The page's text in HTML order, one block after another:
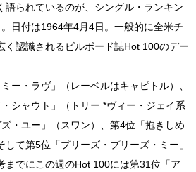
語られているのが、シングル・ランキン
日付は1964年4月4日。一般的に全米チ
く認識されるビルボード誌Hot 100のデー
ー・ラヴ」（レーベルはキャピトル）、
シャウト」（トリー *ヴィー・ジェイ系
・ユー」（スワン）、第4位「抱きしめ
て第5位「プリーズ・プリーズ・ミー」
までにこの週のHot 100には第31位「ア